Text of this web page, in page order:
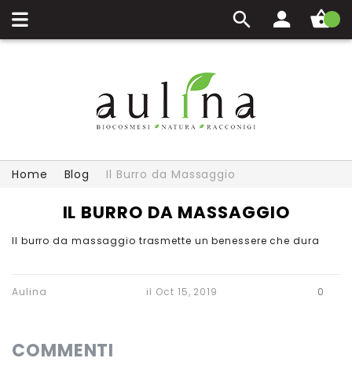
Carrello
Home Blog Il Burro da Massaggio
IL BURRO DA MASSAGGIO
Il burro da massaggio trasmette un benessere che dura
Aulina il Oct 15, 2019 0
COMMENTI